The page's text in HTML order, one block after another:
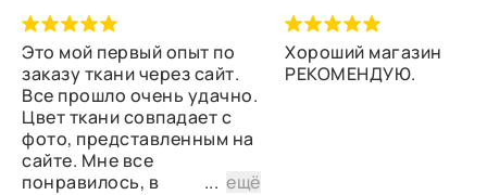
Это мой первый опыт по
заказу ткани через сайт.
Все прошло очень удачно.
Цвет ткани совпадает с
фото, представленным на
сайте. Мне все
понравилось, в
...ещё
Хороший магазин
РЕКОМЕНДУЮ.